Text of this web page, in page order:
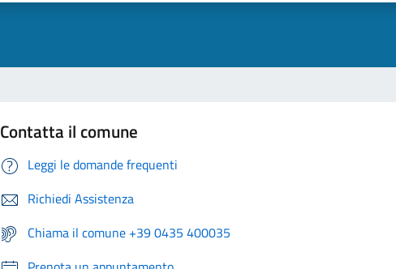
Contatta il comune
Leggi le domande frequenti
Richiedi Assistenza
Chiama il comune +39 0435 400035